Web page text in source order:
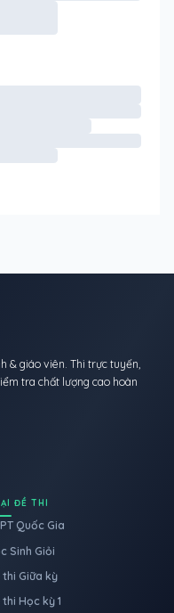
& giáo viên. Thi trực tuyến,
tra chất lượng cao hoàn
ĐỀ THI
Quốc Gia
Sinh Giỏi
thi Giữa kỳ
Học kỳ 1